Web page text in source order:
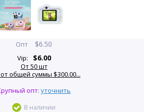
Опт $6.50
Vip: $6.00
От 50 шт
общей суммы $300.00...
опт: уточнить
В наличии